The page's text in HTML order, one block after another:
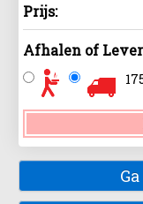
Prijs:
Afhalen of